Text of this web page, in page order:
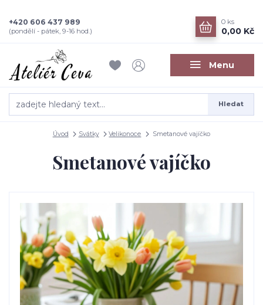
Menu
Hledat
+420 606 437 989
(pondělí - pátek, 9-16 hod.)
0 ks
0,00 Kč
Úvod Svátky Velikonoce Smetanové vajíčko
Smetanové vajíčko